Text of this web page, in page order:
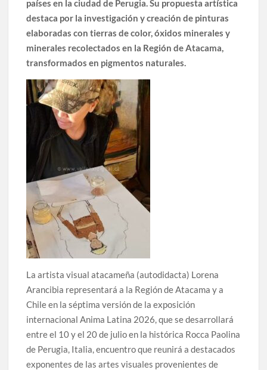
países en la ciudad de Perugia. Su propuesta artística
destaca por la investigación y creación de pinturas
elaboradas con tierras de color, óxidos minerales y
minerales recolectados en la Región de Atacama,
transformados en pigmentos naturales.
La artista visual atacameña (autodidacta) Lorena
Arancibia representará a la Región de Atacama y a
Chile en la séptima versión de la exposición
internacional Anima Latina 2026, que se desarrollará
entre el 10 y el 20 de julio en la histórica Rocca Paolina
de Perugia, Italia, encuentro que reunirá a destacados
exponentes de las artes visuales provenientes de